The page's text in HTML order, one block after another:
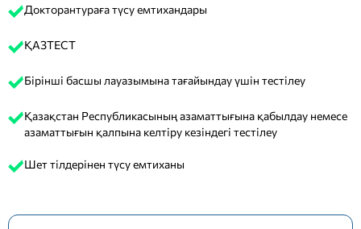
Докторантураға түсу емтихандары
ҚАЗТЕСТ
Бірінші басшы лауазымына тағайындау үшін тестілеу
Қазақстан Республикасының азаматтығына қабылдау немесе
азаматтығын қалпына келтіру кезіндегі тестілеу
Шет тілдерінен түсу емтиханы